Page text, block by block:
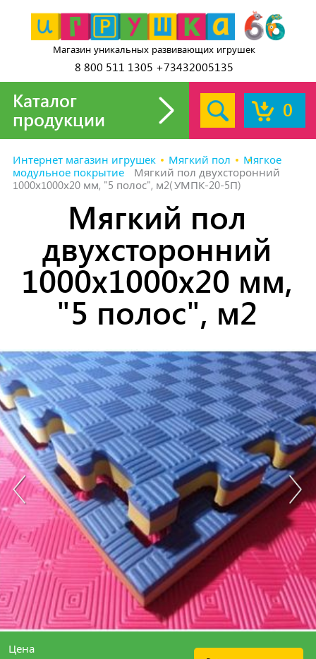
Магазин уникальных развивающих игрушек
8 800 511 1305 +73432005135
0
Каталог
продукции
Интернет магазин игрушек Мягкий пол
Мягкое
модульное покрытие
Мягкий пол двухсторонний
1000х1000х20 мм, "5 полос", м2(УМПК-20-5П)
Мягкий пол
двухсторонний
1000х1000х20 мм,
"5 полос", м2
Цена